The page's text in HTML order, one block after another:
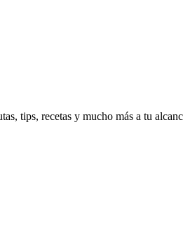
tips, recetas y mucho más a tu